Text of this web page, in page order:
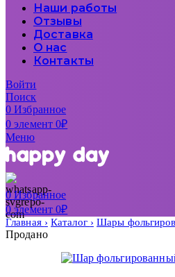
Наши работы
Отзывы
Доставка
О нас
Контакты
Войти
Поиск
0Избранное
0элемент 0₽
Меню
0Избранное
0элемент 0₽
Главная Каталог Шары
Продано